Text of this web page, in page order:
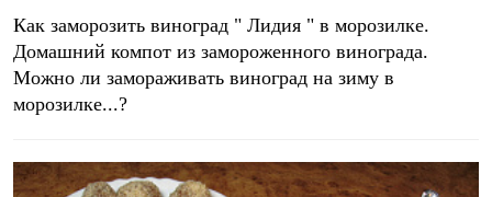
Как заморозить виноград " Лидия " в морозилке.
Домашний компот из замороженного винограда.
Можно ли замораживать виноград на зиму в
морозилке...?